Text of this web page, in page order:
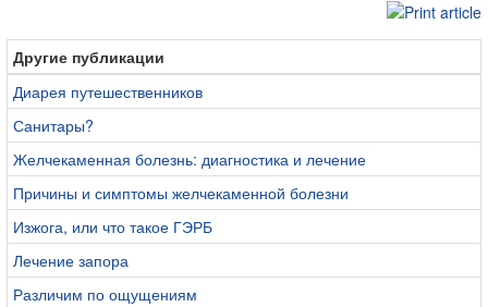
Другие публикации
Диарея путешественников
Санитары?
Желчекаменная болезнь: диагностика и лечение
Причины и симптомы желчекаменной болезни
Изжога, или что такое ГЭРБ
Лечение запора
Различим по ощущениям